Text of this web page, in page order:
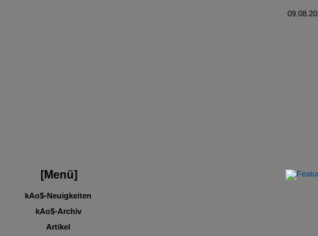
[Menü]
kAo$-Neuigkeiten
kAo$-Archiv
Artikel